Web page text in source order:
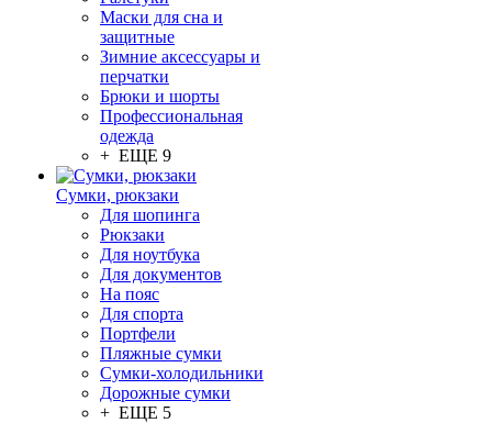
Маски для сна и
защитные
Зимние аксессуары и
перчатки
Брюки и шорты
Профессиональная
одежда
+ ЕЩЕ 9
Сумки, рюкзаки
Для шопинга
Рюкзаки
Для ноутбука
Для документов
На пояс
Для спорта
Портфели
Пляжные сумки
Сумки-холодильники
Дорожные сумки
+ ЕЩЕ 5